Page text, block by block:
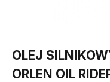
OLEJ
ORLEN OIL